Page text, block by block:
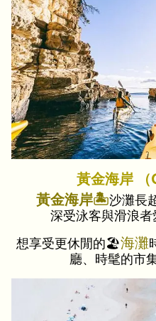
黃金海岸 （
黃金海岸🏝️沙灘長
深受泳客與滑浪者
想享受更休閒的🏖️海灘
廳、時髦的市